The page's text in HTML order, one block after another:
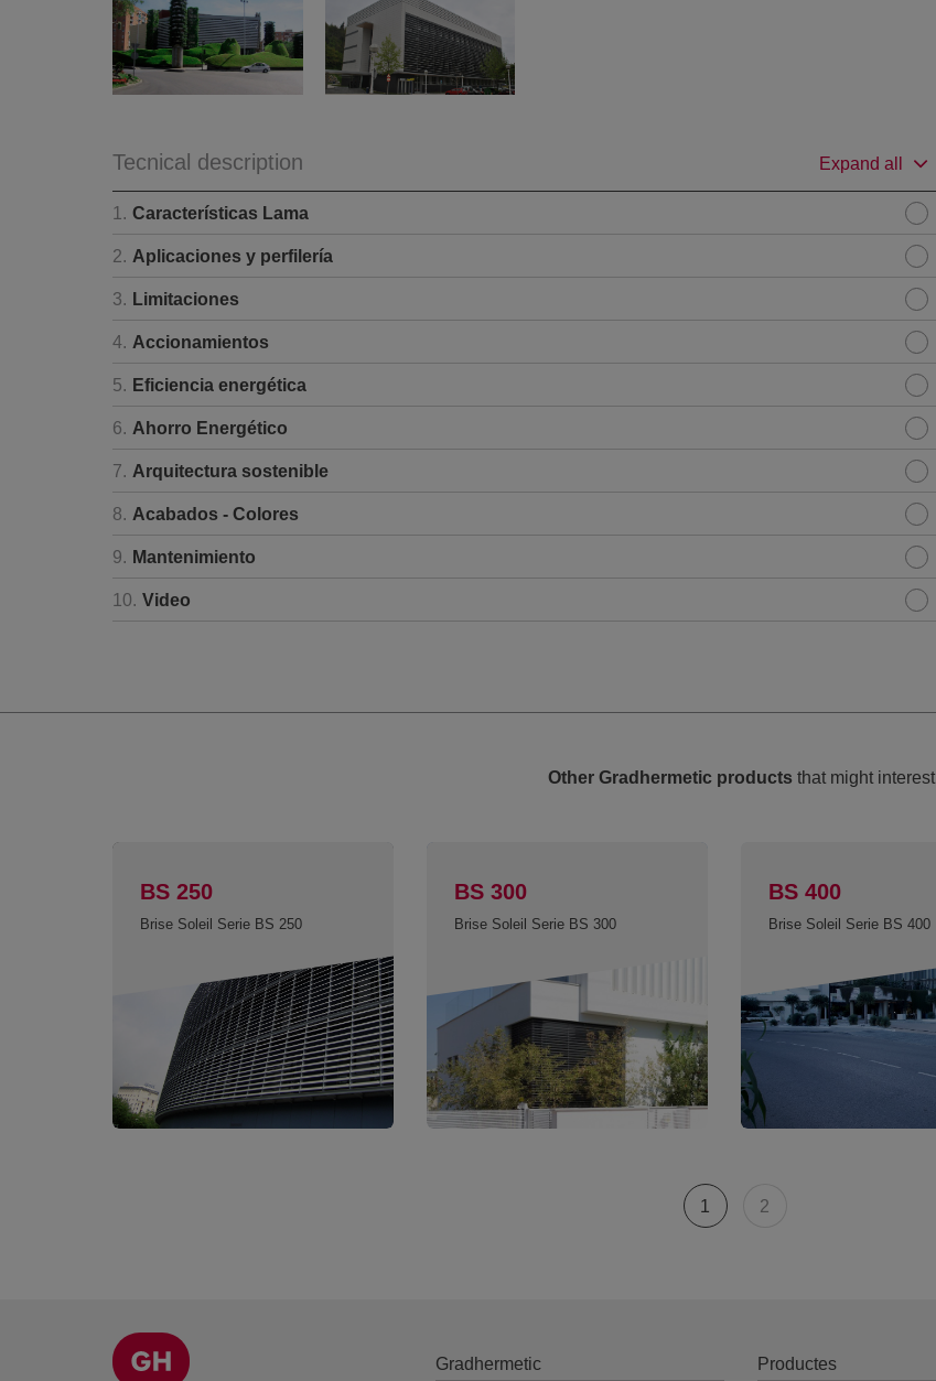
Tecnical description Expand all
1. Características Lama
2. Aplicaciones y perfilería
3. Limitaciones
4. Accionamientos
5. Eficiencia energética
6. Ahorro Energético
7. Arquitectura sostenible
8. Acabados - Colores
9. Mantenimiento
10. Video
Other Gradhermetic products that might interest
BS 250
Brise Soleil Serie BS 250
BS 300
Brise Soleil Serie BS 300
BS 400
Brise Soleil Serie BS 400
1 2
Gradhermetic Productes